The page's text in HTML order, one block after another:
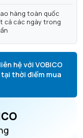
hàng toàn quốc
cả các ngày trong
hệ với VOBICO
thời điểm mua